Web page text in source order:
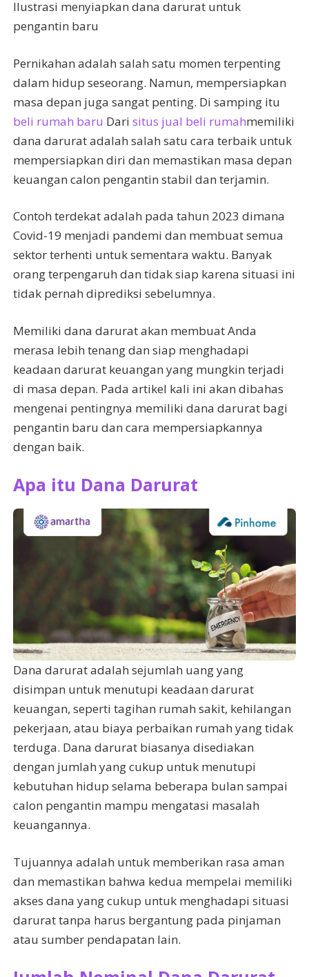
Ilustrasi menyiapkan dana darurat untuk
pengantin baru
Pernikahan adalah salah satu momen terpenting
dalam hidup seseorang. Namun, mempersiapkan
masa depan juga sangat penting. Di samping itu
beli rumah baru Dari situs jual beli rumahmemiliki
dana darurat adalah salah satu cara terbaik untuk
mempersiapkan diri dan memastikan masa depan
keuangan calon pengantin stabil dan terjamin.
Contoh terdekat adalah pada tahun 2023 dimana
Covid-19 menjadi pandemi dan membuat semua
sektor terhenti untuk sementara waktu. Banyak
orang terpengaruh dan tidak siap karena situasi ini
tidak pernah diprediksi sebelumnya.
Memiliki dana darurat akan membuat Anda
merasa lebih tenang dan siap menghadapi
keadaan darurat keuangan yang mungkin terjadi
di masa depan. Pada artikel kali ini akan dibahas
mengenai pentingnya memiliki dana darurat bagi
pengantin baru dan cara mempersiapkannya
dengan baik.
Apa itu Dana Darurat
Dana darurat adalah sejumlah uang yang
disimpan untuk menutupi keadaan darurat
keuangan, seperti tagihan rumah sakit, kehilangan
pekerjaan, atau biaya perbaikan rumah yang tidak
terduga. Dana darurat biasanya disediakan
dengan jumlah yang cukup untuk menutupi
kebutuhan hidup selama beberapa bulan sampai
calon pengantin mampu mengatasi masalah
keuangannya.
Tujuannya adalah untuk memberikan rasa aman
dan memastikan bahwa kedua mempelai memiliki
akses dana yang cukup untuk menghadapi situasi
darurat tanpa harus bergantung pada pinjaman
atau sumber pendapatan lain.